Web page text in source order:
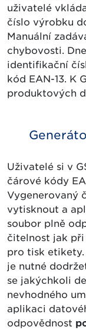
uživatelé
číslo výrobku
Manuální
chybovosti.
identifikační
kód EAN-13. K
produktových
Uživatelé si v
čárové kódy
Vygenerovaný
vytisknout a
soubor plně
čitelnost jak
pro tisk
je nutné
se jakýchkoli
nevhodného
aplikaci
odpovědnost